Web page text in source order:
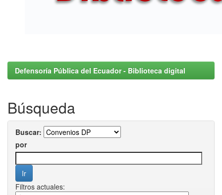
Defensoría Pública del Ecuador - Biblioteca digital
Búsqueda
Buscar:
por
Filtros actuales: